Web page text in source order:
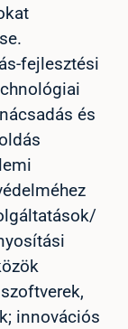
fejlesztési
és
innovációs